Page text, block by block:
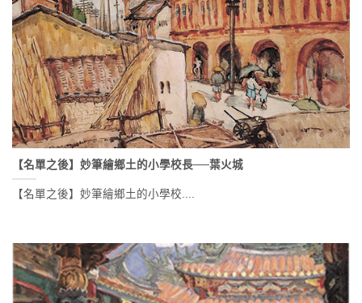
【名單之後】妙筆繪鄉土的小學校長──葉火城
【名單之後】妙筆繪鄉土的小學校....